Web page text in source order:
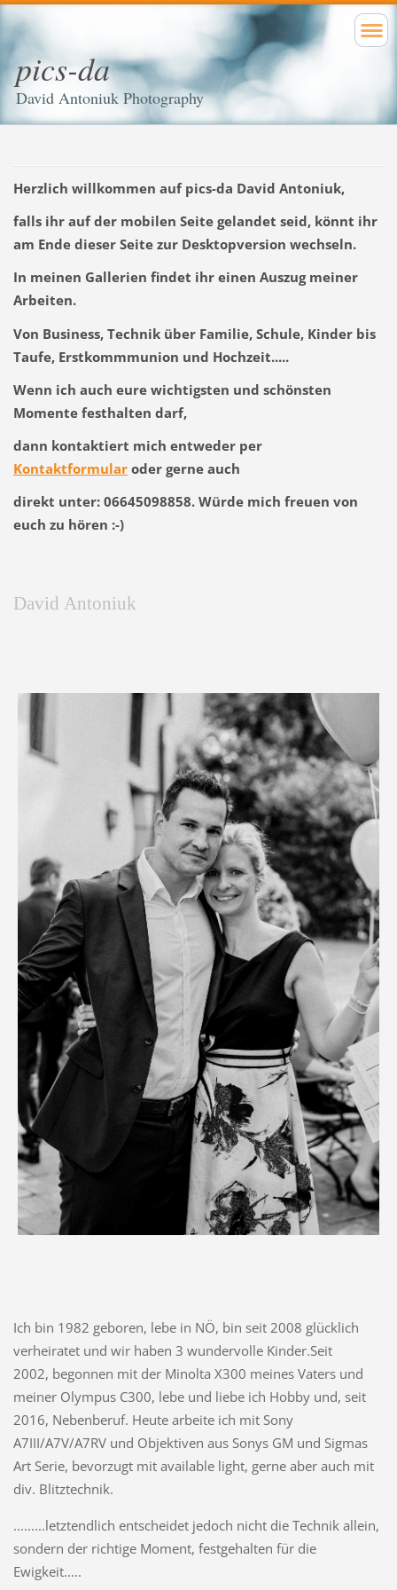
pics-da
David Antoniuk Photography
Herzlich willkommen auf pics-da David Antoniuk,
falls ihr auf der mobilen Seite gelandet seid, könnt ihr
am Ende dieser Seite zur Desktopversion wechseln.
In meinen Gallerien findet ihr einen Auszug meiner
Arbeiten.
Von Business, Technik über Familie, Schule, Kinder bis
Taufe, Erstkommmunion und Hochzeit.....
Wenn ich auch eure wichtigsten und schönsten
Momente festhalten darf,
dann kontaktiert mich entweder per
Kontaktformularoder gerne auch
direkt unter: 06645098858. Würde mich freuen von
euch zu hören :-)
David Antoniuk
Ich bin 1982 geboren, lebe in NÖ, bin seit 2008 glücklich
verheiratet und wir haben 3 wundervolle Kinder.Seit
2002, begonnen mit der Minolta X300 meines Vaters und
meiner Olympus C300, lebe und liebe ich Hobby und, seit
2016, Nebenberuf. Heute arbeite ich mit Sony
A7III/A7V/A7RV und Objektiven aus Sonys GM und Sigmas
Art Serie, bevorzugt mit available light, gerne aber auch mit
div. Blitztechnik.
.........letztendlich entscheidet jedoch nicht die Technik allein,
sondern der richtige Moment, festgehalten für die
Ewigkeit.....